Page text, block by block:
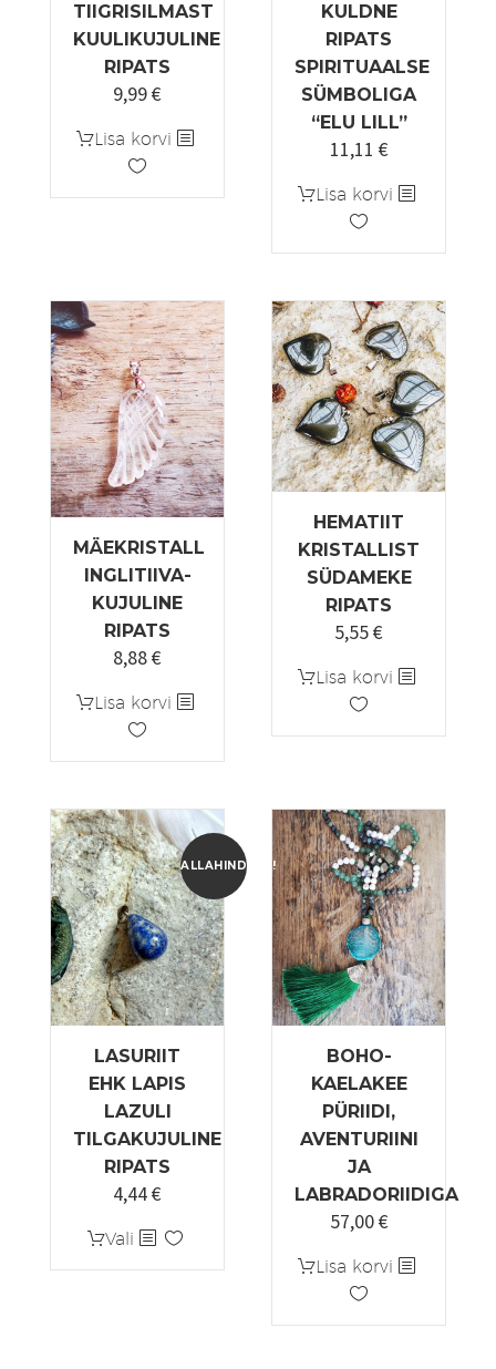
TIIGRISILMAST
KUULIKUJULINE
RIPATS
9,99€
Lisa korvi
KULDNE
RIPATS
SPIRITUAALSE
SÜMBOLIGA
“ELU LILL”
11,11 €
Lisa korvi
MÄEKRISTALL
INGLITIIVA-
KUJULINE
RIPATS
8,88€
Lisa korvi
HEMATIIT
KRISTALLIST
SÜDAMEKE
RIPATS
5,55€
Lisa korvi
ALLAHINDLUS!
LASURIIT
EHK LAPIS
LAZULI
TILGAKUJULINE
RIPATS
Algne
oli:
5,55 €.
4,44€Praegune
on:
4,44 €.
Vali Sellel
tootel
BOHO-
KAELAKEE
PÜRIIDI,
AVENTURIINI
JA
LABRADORIIDIGA
57,00€
Lisa korvi